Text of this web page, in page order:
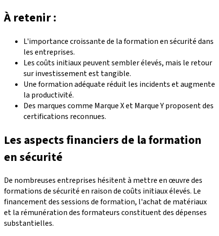
À retenir :
L'importance croissante de la formation en sécurité dans
les entreprises.
Les coûts initiaux peuvent sembler élevés, mais le retour
sur investissement est tangible.
Une formation adéquate réduit les incidents et augmente
la productivité.
Des marques comme Marque X et Marque Y proposent des
certifications reconnues.
Les aspects financiers de la formation
en sécurité
De nombreuses entreprises hésitent à mettre en œuvre des
formations de sécurité en raison de coûts initiaux élevés. Le
financement des sessions de formation, l'achat de matériaux
et la rémunération des formateurs constituent des dépenses
substantielles.